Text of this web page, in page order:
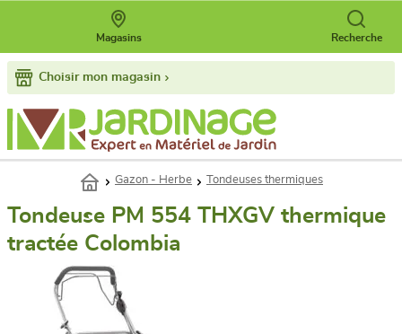
Choisir mon magasin
Magasins Recherche
Gazon - Herbe Tondeuses thermiques
Tondeuse PM 554 THXGV thermique
tractée Colombia